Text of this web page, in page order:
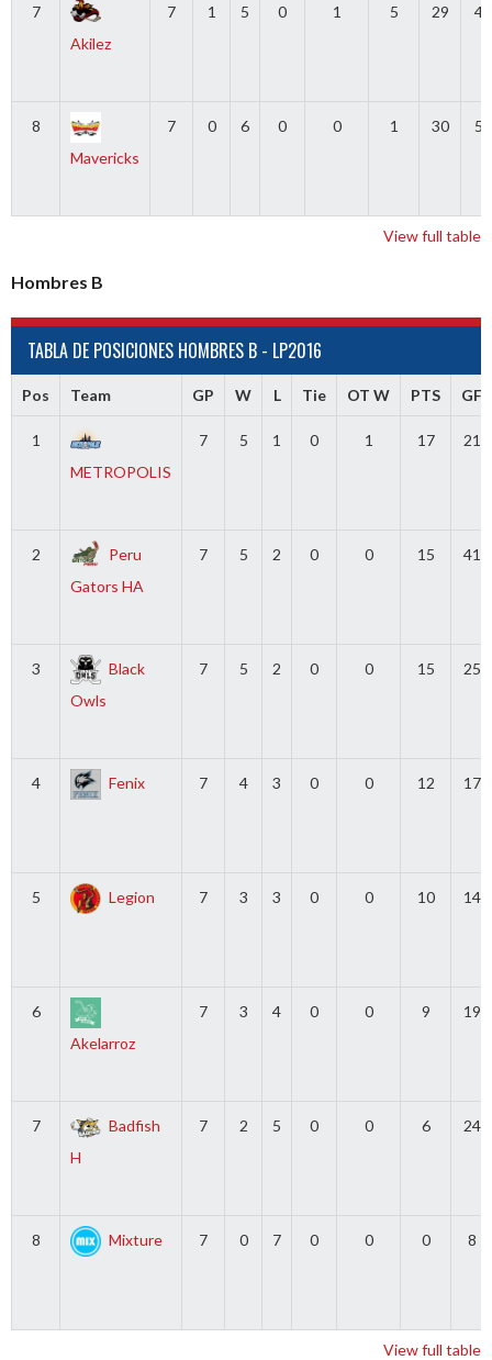
7
Akilez
7 1 5 0 1 5 29 45
8
Mavericks
7 0 6 0 0 1 30 55
View full table
Hombres B
TABLA DE POSICIONES HOMBRES B - LP2016
Pos Team GP W L Tie OT W PTS GF
1
METROPOLIS
7 5 1 0 1 17 21
2
Peru
Gators HA
7 5 2 0 0 15 41
3
Black
Owls
7 5 2 0 0 15 25
4 Fenix 7 4 3 0 0 12 17
5 Legion 7 3 3 0 0 10 14
6
Akelarroz
7 3 4 0 0 9 19
7
Badfish
H
7 2 5 0 0 6 24
8 Mixture 7 0 7 0 0 0 8
View full table